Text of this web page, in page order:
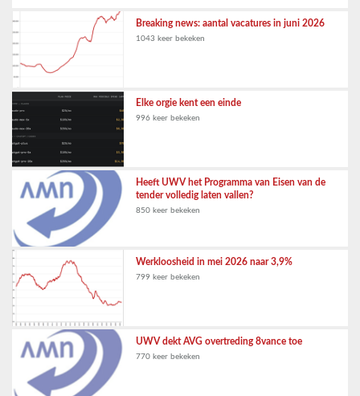
Breaking news: aantal vacatures in juni 2026
1043 keer bekeken
Elke orgie kent een einde
996 keer bekeken
Heeft UWV het Programma van Eisen van de
tender volledig laten vallen?
850 keer bekeken
Werkloosheid in mei 2026 naar 3,9%
799 keer bekeken
UWV dekt AVG overtreding 8vance toe
770 keer bekeken